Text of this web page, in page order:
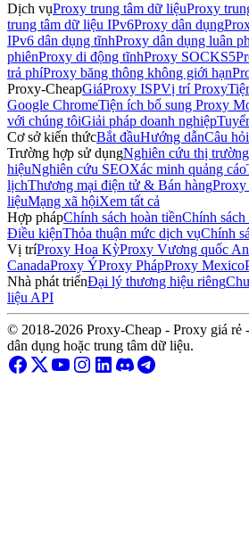
Dịch vụProxy trung tâm dữ liệuProxy
trung tâm dữ liệu IPv6Proxy dân dụng
IPv6 dân dụng tĩnhProxy dân dụng luân
phiênProxy di động tĩnhProxy SOCKS5
trả phíProxy băng thông không giới hạn
Proxy-CheapGiáProxy ISPVị trí Proxy
Google ChromeTiện ích bổ sung Proxy
với chúng tôiGiải pháp doanh nghiệp
Cơ sở kiến thứcBắt đầuHướng dẫnCâu
Trường hợp sử dụngNghiên cứu thị trường
hiệuNghiên cứu SEOXác minh quảng cáo
lịchThương mại điện tử & Bán hàngProxy
liệuMạng xã hộiXem tất cả
Hợp phápChính sách hoàn tiềnChính sách
Điều kiệnThỏa thuận mức dịch vụChính
Vị tríProxy Hoa KỳProxy Vương quốc
CanadaProxy ÝProxy PhápProxy Mexico
Nhà phát triểnĐại lý thương hiệu riêng
liệu API
© 2018-2026 Proxy-Cheap - Proxy giá rẻ
dân dụng hoặc trung tâm dữ liệu.